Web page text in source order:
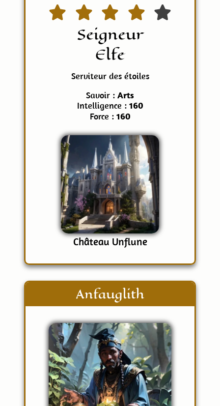
Seigneur
Elfe
Serviteur des étoiles
Savoir : Arts
Intelligence : 160
Force : 160
Château Unflune
Anfauglith